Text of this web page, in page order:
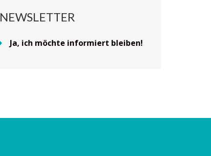
NEWSLETTER
Ja, ich möchte informiert bleiben!